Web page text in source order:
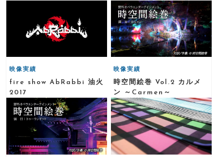
映像実績
fire show AbRabbi 油火
2017
映像実績
時空間絵巻 Vol.2 カルメ
ン ～Carmen～